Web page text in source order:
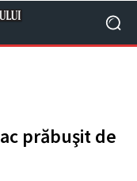
prăbuşit de